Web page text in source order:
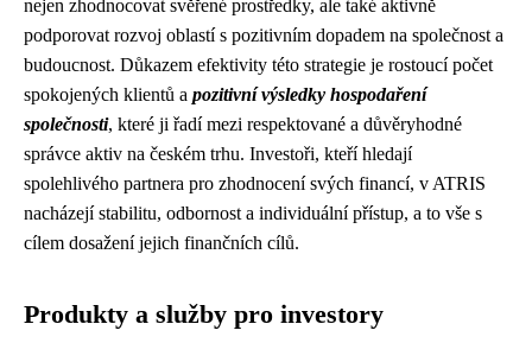
nejen zhodnocovat svěřené prostředky, ale také aktivně
podporovat rozvoj oblastí s pozitivním dopadem na společnost a
budoucnost. Důkazem efektivity této strategie je rostoucí počet
spokojených klientů a pozitivní výsledky hospodaření
společnosti, které ji řadí mezi respektované a důvěryhodné
správce aktiv na českém trhu. Investoři, kteří hledají
spolehlivého partnera pro zhodnocení svých financí, v ATRIS
nacházejí stabilitu, odbornost a individuální přístup, a to vše s
cílem dosažení jejich finančních cílů.
Produkty a služby pro investory